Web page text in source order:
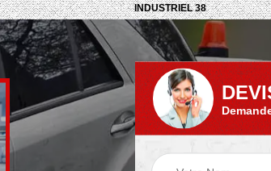
INDUSTRIEL 38
Entreprise de
débarras 38